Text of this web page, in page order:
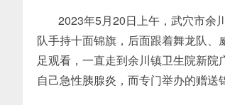
2023年5月20日上午，武穴市余
队手持十面锦旗，后面跟着舞龙队
足观看，一直走到余川镇卫生院新
自己急性胰腺炎，而专门举办的赠送